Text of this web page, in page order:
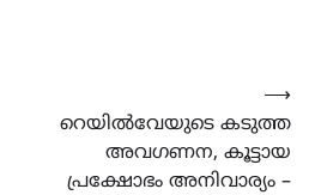
റെയിൽവേയുടെ കടുത്ത
അവഗണന, കൂട്ടായ
പ്രക്ഷോഭം അനിവാര്യം –
⟶